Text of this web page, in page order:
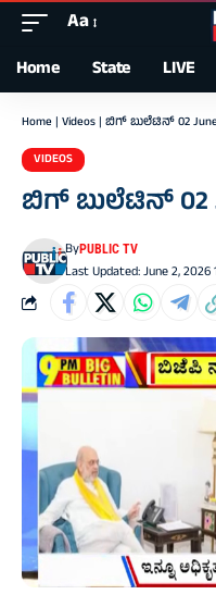
Font
Resizer
Aa
Home State LIVE
Home | Videos | ಬಿಗ್‌ ಬುಲೆಟಿನ್‌ 02 June
VIDEOS
ಬಿಗ್‌ ಬುಲೆಟಿನ್‌ 02
Last Updated: June 2, 2026
ByPUBLIC TV